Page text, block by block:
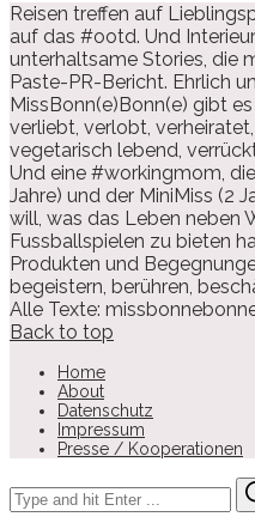
Reisen treffen auf
auf das #ootd. Und
unterhaltsame Stories, die
Paste-PR-Bericht. Ehrlich
MissBonn(e)Bonn(e) gibt
verliebt, verlobt,
vegetarisch lebend,
Und eine #workingmom,
Jahre) und der MiniMiss (2
will, was das Leben neben
Fussballspielen zu bieten
Produkten und
begeistern, berühren,
Alle Texte:
Back to top
Home
About
Datenschutz
Impressum
Presse / Kooperationen
Search
for: